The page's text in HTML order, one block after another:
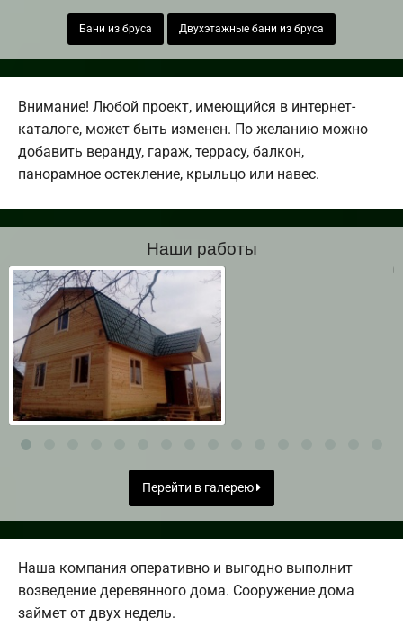
Бани из бруса Двухэтажные бани из бруса
Внимание! Любой проект, имеющийся в интернет-
каталоге, может быть изменен. По желанию можно
добавить веранду, гараж, террасу, балкон,
панорамное остекление, крыльцо или навес.
Наши работы
Перейти в галерею
Наша компания оперативно и выгодно выполнит
возведение деревянного дома. Сооружение дома
займет от двух недель.